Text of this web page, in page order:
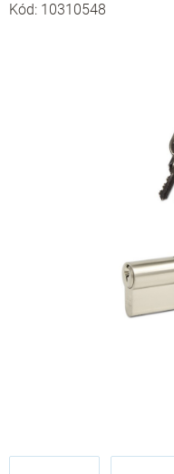
5
Kód: 10310548